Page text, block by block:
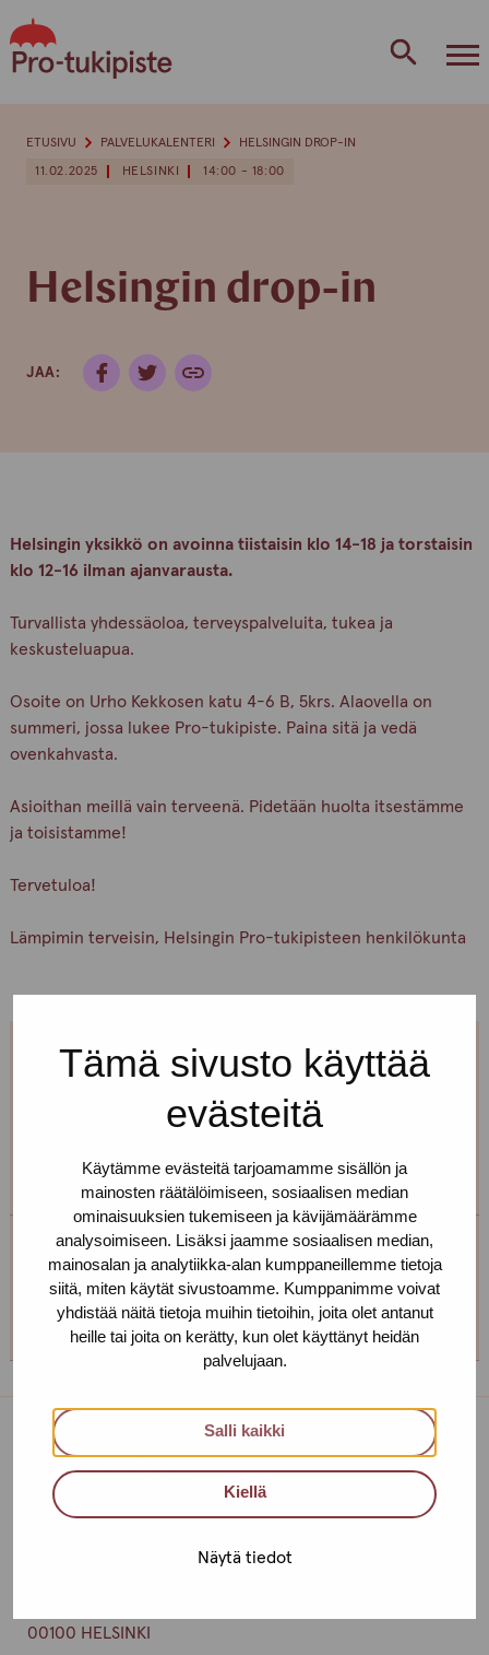
Tämä sivusto käyttää
evästeitä
Käytämme evästeitä tarjoamamme sisällön ja
mainosten räätälöimiseen, sosiaalisen median
ominaisuuksien tukemiseen ja kävijämäärämme
analysoimiseen. Lisäksi jaamme sosiaalisen median,
mainosalan ja analytiikka-alan kumppaneillemme tietoja
siitä, miten käytät sivustoamme. Kumppanimme voivat
yhdistää näitä tietoja muihin tietoihin, joita olet antanut
heille tai joita on kerätty, kun olet käyttänyt heidän
palvelujaan.
Salli kaikki
Kiellä
Näytä tiedot
to
content
11.02.2025 HELSINKI 14:00 - 18:00
Helsingin drop-in
JAA:
ETUSIVU PALVELUKALENTERI HELSINGIN DROP-IN
Helsingin yksikkö on avoinna tiistaisin klo 14-18 ja torstaisin
klo 12-16 ilman ajanvarausta.
Turvallista yhdessäoloa, terveyspalveluita, tukea ja
keskusteluapua.
Osoite on Urho Kekkosen katu 4-6 B, 5krs. Alaovella on
summeri, jossa lukee Pro-tukipiste. Paina sitä ja vedä
ovenkahvasta.
Asioithan meillä vain terveenä. Pidetään huolta itsestämme
ja toisistamme!
Tervetuloa!
Lämpimin terveisin, Helsingin Pro-tukipisteen henkilökunta
Jos et pääse paikalle, mutta haluaisit
tavata, niin ota yhteyttä!
Helsingin toimipiste
+358 (0)40 650 3705
Toimipisteet
Ota yhteyttä
00100 HELSINKI